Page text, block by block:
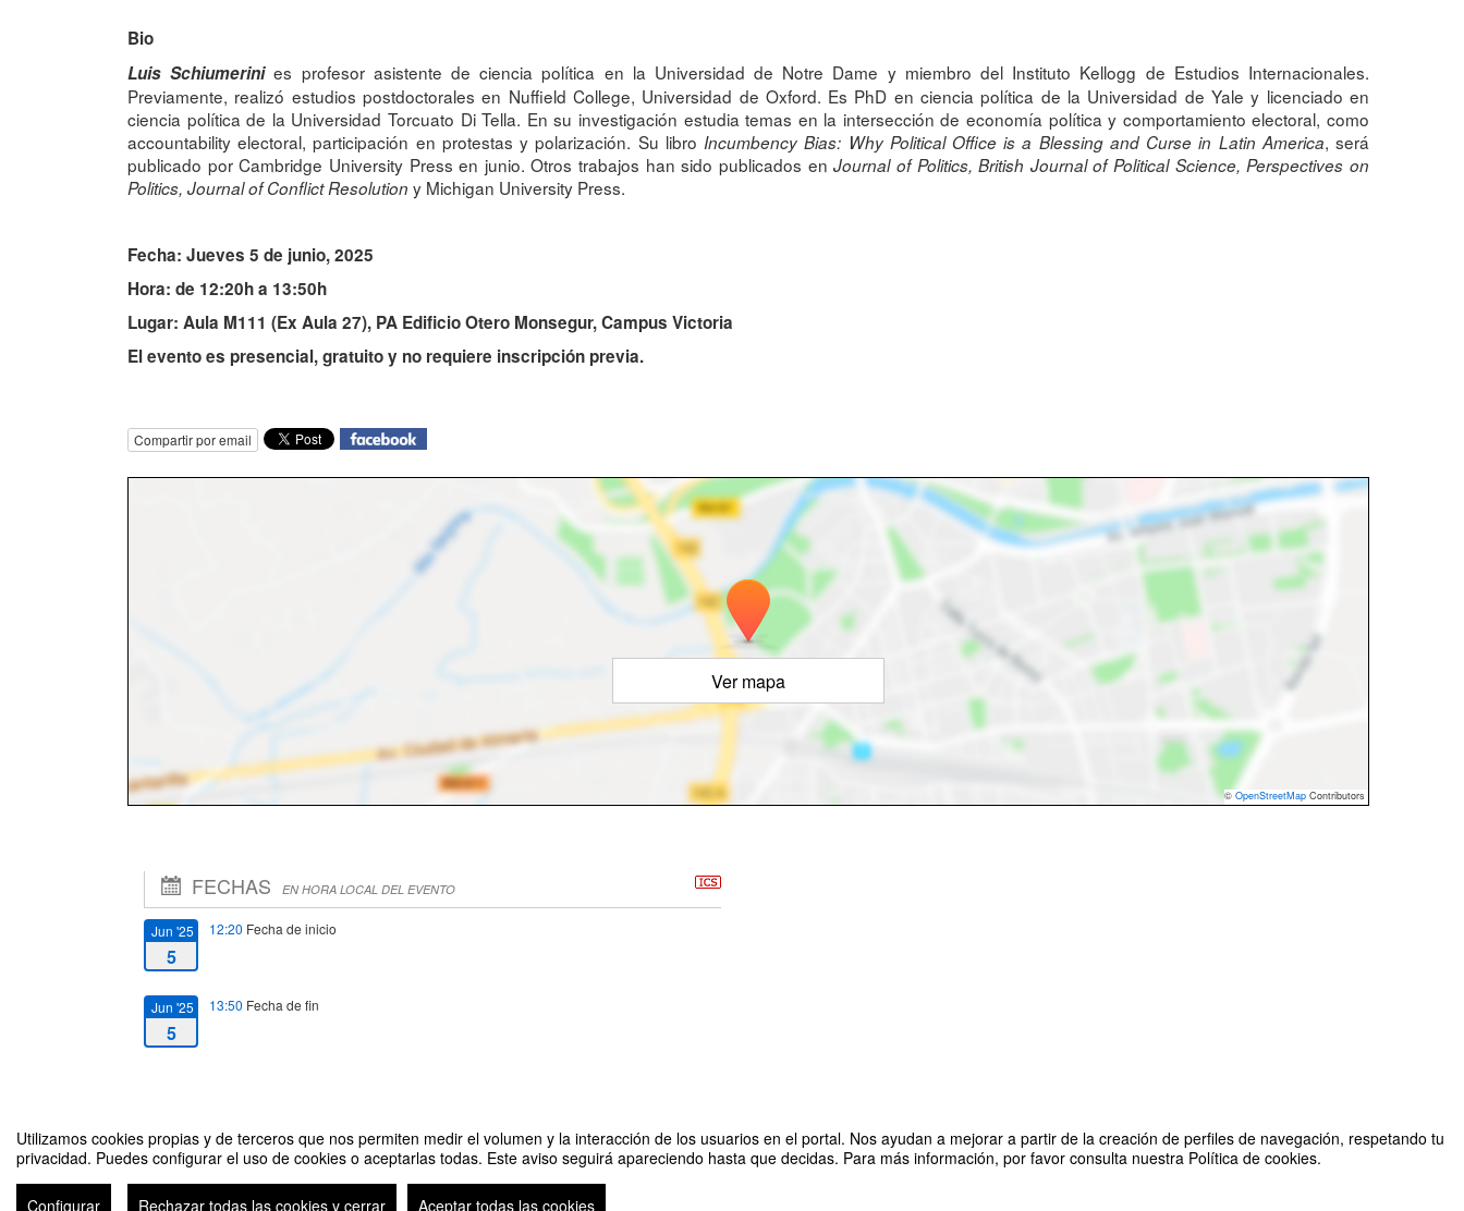
Utilizamos cookies propias y de terceros que nos permiten medir el volumen y la interacción de los usuarios en el portal. Nos ayudan a mejorar a partir de la creación de perfiles de navegación, respetando tu
privacidad. Puedes configurar el uso de cookies o aceptarlas todas. Este aviso seguirá apareciendo hasta que decidas. Para más información, por favor consulta nuestra Política de cookies.
Configurar Rechazar todas las cookies y cerrar Aceptar todas las cookies
Bio
Luis Schiumerinies profesor asistente de ciencia política en la Universidad de Notre Dame y miembro del Instituto Kellogg de Estudios Internacionales.
Previamente, realizó estudios postdoctorales en Nuffield College, Universidad de Oxford. Es PhD en ciencia política de la Universidad de Yale y licenciado en
ciencia política de la Universidad Torcuato Di Tella. En su investigación estudia temas en la intersección de economía política y comportamiento electoral, como
accountability electoral, participación en protestas y polarización. Su libro Incumbency Bias: Why Political Office is a Blessing and Curse in Latin America, será
publicado por Cambridge University Press en junio. Otros trabajos han sido publicados enJournal of Politics, British Journal of Political Science, Perspectives on
Politics, Journal of Conflict Resolution y Michigan University Press.
Fecha: Jueves 5 de junio, 2025
Hora: de 12:20h a 13:50h
Lugar: Aula M111 (Ex Aula 27), PA Edificio Otero Monsegur, Campus Victoria
El evento es presencial, gratuito y no requiere inscripción previa.
Compartir por email
Ver mapa
© OpenStreetMap Contributors
FECHAS EN HORA LOCAL DEL EVENTO
Jun '25
5
12:20 Fecha de inicio
Jun '25
5
13:50 Fecha de fin
Protección de Libertades Civiles y Apoyo a la Democracia en América Latina